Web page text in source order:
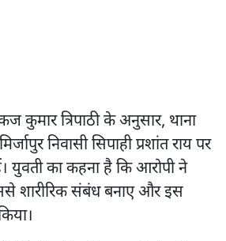
कुमार त्रिपाठी के अनुसार, थाना
निवासी सिपाही प्रशांत राय पर
युवती का कहना है कि आरोपी ने
शारीरिक संबंध बनाए और इस